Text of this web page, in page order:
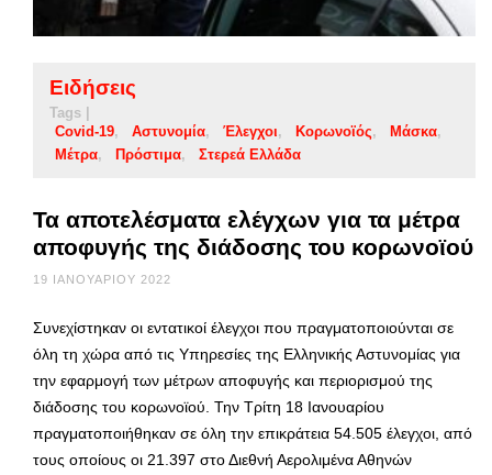
Ειδήσεις
Tags |
Covid-19
Αστυνομία Έλεγχοι Κορωνοϊός
Μάσκα
Μέτρα
Πρόστιμα Στερεά Ελλάδα
Τα αποτελέσματα ελέγχων για τα μέτρα
αποφυγής της διάδοσης του κορωνοϊού
19 ΙΑΝΟΥΑΡΊΟΥ 2022
Συνεχίστηκαν οι εντατικοί έλεγχοι που πραγματοποιούνται σε
όλη τη χώρα από τις Υπηρεσίες της Ελληνικής Αστυνομίας για
την εφαρμογή των μέτρων αποφυγής και περιορισμού της
διάδοσης του κορωνοϊού. Την Τρίτη 18 Ιανουαρίου
πραγματοποιήθηκαν σε όλη την επικράτεια 54.505 έλεγχοι, από
τους οποίους οι 21.397 στο Διεθνή Αερολιμένα Αθηνών